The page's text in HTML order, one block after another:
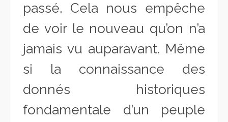
passé. Cela nous empêche
de voir le nouveau qu’on n’a
jamais vu auparavant. Même
si la connaissance des
donnés historiques
fondamentale d’un peuple